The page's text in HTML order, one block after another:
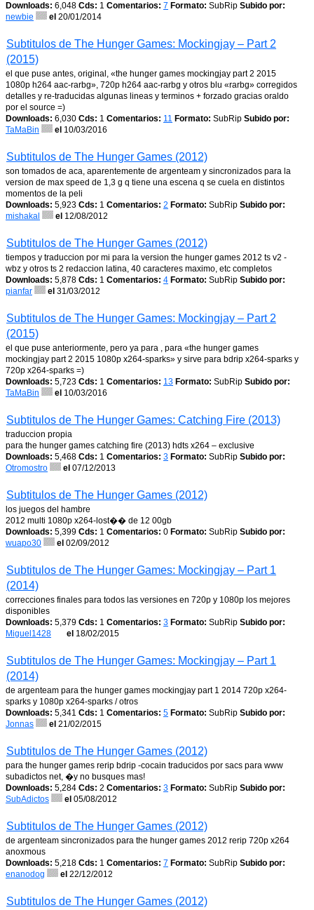
Downloads: 6,048 Cds: 1 Comentarios: 7 Formato: SubRip Subido por:
newbie
el 20/01/2014
Subtitulos de The Hunger Games: Mockingjay – Part 2
(2015)
el que puse antes, original, «the hunger games mockingjay part 2 2015
1080p h264 aac-rarbg», 720p h264 aac-rarbg y otros blu «rarbg» corregidos
detalles y re-traducidas algunas lineas y terminos + forzado gracias oraldo
por el source =)
Downloads: 6,030 Cds: 1 Comentarios: 11 Formato: SubRip Subido por:
TaMaBin
el 10/03/2016
Subtitulos de The Hunger Games (2012)
son tomados de aca, aparentemente de argenteam y sincronizados para la
version de max speed de 1,3 g q tiene una escena q se cuela en distintos
momentos de la peli
Downloads: 5,923 Cds: 1 Comentarios: 2 Formato: SubRip Subido por:
mishakal
el 12/08/2012
Subtitulos de The Hunger Games (2012)
tiempos y traduccion por mi para la version the hunger games 2012 ts v2 -
wbz y otros ts 2 redaccion latina, 40 caracteres maximo, etc completos
Downloads: 5,878 Cds: 1 Comentarios: 4 Formato: SubRip Subido por:
pianfar
el 31/03/2012
Subtitulos de The Hunger Games: Mockingjay – Part 2
(2015)
el que puse anteriormente, pero ya para , para «the hunger games
mockingjay part 2 2015 1080p x264-sparks» y sirve para bdrip x264-sparks y
720p x264-sparks =)
Downloads: 5,723 Cds: 1 Comentarios: 13 Formato: SubRip Subido por:
TaMaBin
el 10/03/2016
Subtitulos de The Hunger Games: Catching Fire (2013)
traduccion propia
para the hunger games catching fire (2013) hdts x264 – exclusive
Downloads: 5,468 Cds: 1 Comentarios: 3 Formato: SubRip Subido por:
Otromostro
el 07/12/2013
Subtitulos de The Hunger Games (2012)
los juegos del hambre
2012 multi 1080p x264-lost�� de 12 00gb
Downloads: 5,399 Cds: 1 Comentarios: 0 Formato: SubRip Subido por:
wuapo30
el 02/09/2012
Subtitulos de The Hunger Games: Mockingjay – Part 1
(2014)
correcciones finales para todos las versiones en 720p y 1080p los mejores
disponibles
Downloads: 5,379 Cds: 1 Comentarios: 3 Formato: SubRip Subido por:
Miguel1428
el 18/02/2015
Subtitulos de The Hunger Games: Mockingjay – Part 1
(2014)
de argenteam para the hunger games mockingjay part 1 2014 720p x264-
sparks y 1080p x264-sparks / otros
Downloads: 5,341 Cds: 1 Comentarios: 5 Formato: SubRip Subido por:
Jonnas
el 21/02/2015
Subtitulos de The Hunger Games (2012)
para the hunger games rerip bdrip -cocain traducidos por sacs para www
subadictos net, �y no busques mas!
Downloads: 5,284 Cds: 2 Comentarios: 3 Formato: SubRip Subido por:
SubAdictos
el 05/08/2012
Subtitulos de The Hunger Games (2012)
de argenteam sincronizados para the hunger games 2012 rerip 720p x264
anoxmous
Downloads: 5,218 Cds: 1 Comentarios: 7 Formato: SubRip Subido por:
enanodog
el 22/12/2012
Subtitulos de The Hunger Games (2012)